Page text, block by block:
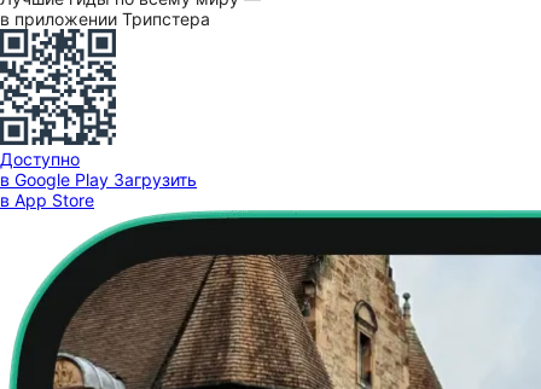
в приложении Трипстера
Доступно
в Google Play Загрузить
в App Store